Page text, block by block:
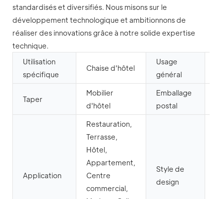
standardisés et diversifiés. Nous misons sur le
développement technologique et ambitionnons de
réaliser des innovations grâce à notre solide expertise
technique.
Utilisation
spécifique
Chaise d'hôtel
Usage
général
Taper
Mobilier
d'hôtel
Emballage
postal
Application
Restauration,
Terrasse,
Hôtel,
Appartement,
Centre
commercial,
Style de
design